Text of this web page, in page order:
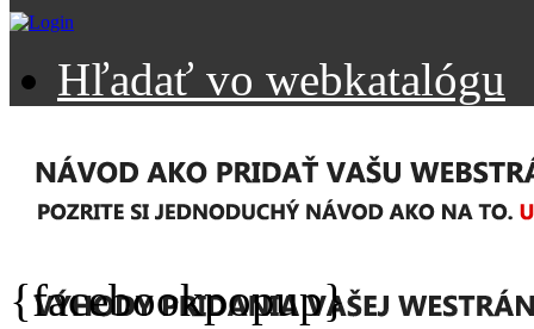
Hľadať vo webkatalógu
{facebookpopup}